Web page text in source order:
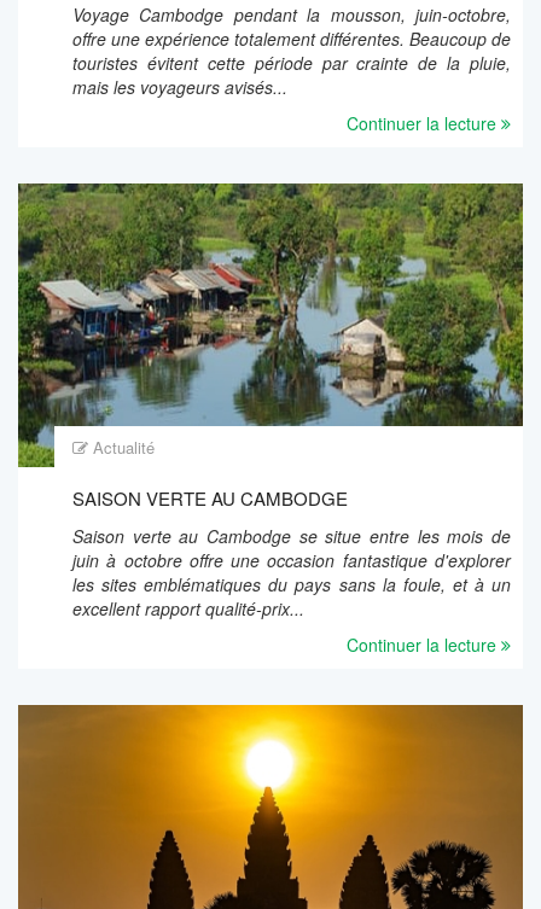
Voyage Cambodge pendant la mousson, juin-octobre,
offre une expérience totalement différentes. Beaucoup de
touristes évitent cette période par crainte de la pluie,
mais les voyageurs avisés...
Continuer la lecture
Actualité
SAISON VERTE AU CAMBODGE
Saison verte au Cambodge se situe entre les mois de
juin à octobre offre une occasion fantastique d'explorer
les sites emblématiques du pays sans la foule, et à un
excellent rapport qualité-prix...
Continuer la lecture